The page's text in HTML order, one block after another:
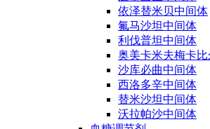
依泽替米贝中间体
氟马沙坦中间体
利伐普坦中间体
奥美卡米夫梅卡
沙库必曲中间体
西洛多辛中间体
替米沙坦中间体
沃拉帕沙中间体